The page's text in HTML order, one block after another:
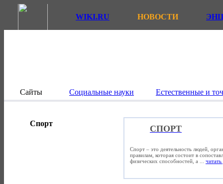
WIKI.RU НОВОСТИ
Сайты Социальные науки Естественные и
Спорт
СПОРТ
Спорт – это деятельность людей,
правилам, которая состоит в
физических способностей, а ... читать